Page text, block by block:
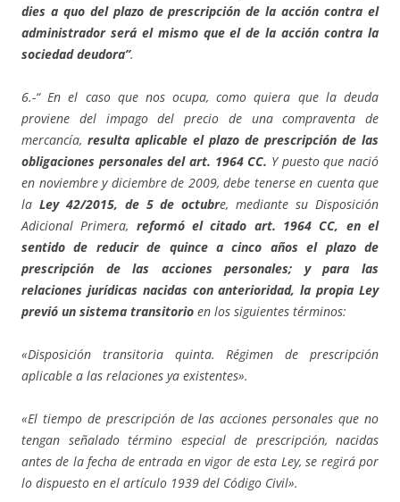
dies a quo del plazo de prescripción de la acción contra el
administrador será el mismo que el de la acción contra la
sociedad deudora”.
6.-“ En el caso que nos ocupa, como quiera que la deuda
proviene del impago del precio de una compraventa de
mercancía, resulta aplicable el plazo de prescripción de las
obligaciones personales del art. 1964 CC. Y puesto que nació
en noviembre y diciembre de 2009, debe tenerse en cuenta que
la Ley 42/2015, de 5 de octubre, mediante su Disposición
Adicional Primera, reformó el citado art. 1964 CC, en el
sentido de reducir de quince a cinco años el plazo de
prescripción de las acciones personales; y para las
relaciones jurídicas nacidas con anterioridad, la propia Ley
previó un sistema transitorio en los siguientes términos:
«Disposición transitoria quinta. Régimen de prescripción
aplicable a las relaciones ya existentes».
«El tiempo de prescripción de las acciones personales que no
tengan señalado término especial de prescripción, nacidas
antes de la fecha de entrada en vigor de esta Ley, se regirá por
lo dispuesto en el artículo 1939 del Código Civil».